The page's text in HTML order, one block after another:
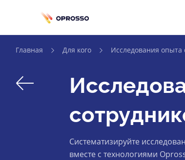
Главная Для кого Исследования опыта
back
Систематизируйте
вместе с технологиями